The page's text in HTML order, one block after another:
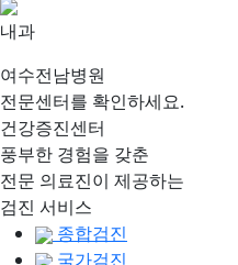
내과
여수전남병원
전문센터를 확인하세요.
건강증진센터
풍부한 경험을 갖춘
전문 의료진이 제공하는
검진 서비스
종합검진
국가검진